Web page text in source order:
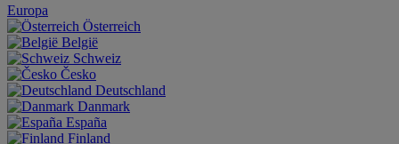
Europa
Österreich
België
Schweiz
Česko
Deutschland
Danmark
España
Finland